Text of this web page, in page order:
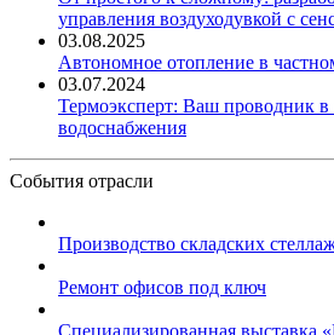
управления воздуходувкой с
03.08.2025
Автономное отопление в
03.07.2024
Термоэксперт: Ваш проводник
водоснабжения
События отрасли
Производство складских
Ремонт офисов под ключ
Специализированная выставка